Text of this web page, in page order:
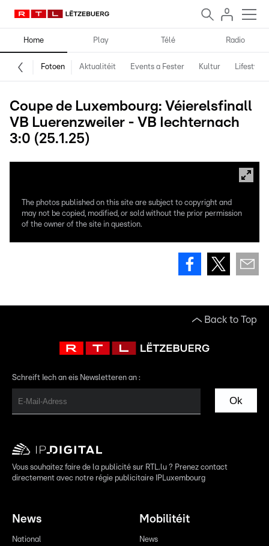
Home Play Télé Radio
Fotoen Aktualitéit Events a Fester Kultur Lifestyle
Coupe de Luxembourg: Véierelsfinall
VB Luerenzweiler - VB Iechternach
3:0 (25.1.25)
The photos published on this site are subject to copyright and
may not be copied, modified, or sold without the prior permission
of the owner of the site in question.
Back to Top
Schreift Iech an eis Newsletteren an :
Ok
Vous souhaitez faire de la publicité sur RTL.lu ? Prenez contact
directement avec notre régie publicitaire IPLuxembourg
News
National
Mobilitéit
News